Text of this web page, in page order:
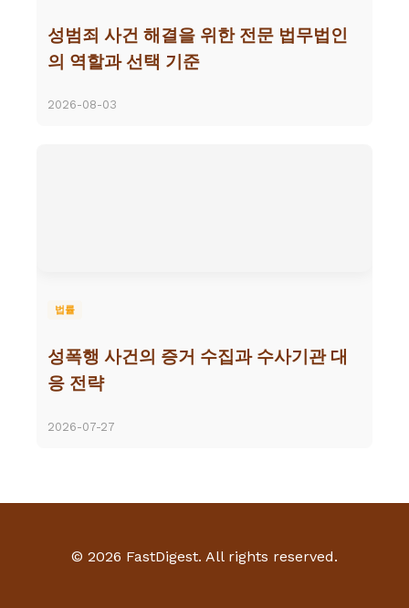
성범죄 사건 해결을 위한 전문 법무법인
의 역할과 선택 기준
2026-08-03
법률
성폭행 사건의 증거 수집과 수사기관 대
응 전략
2026-07-27
© 2026 FastDigest. All rights reserved.